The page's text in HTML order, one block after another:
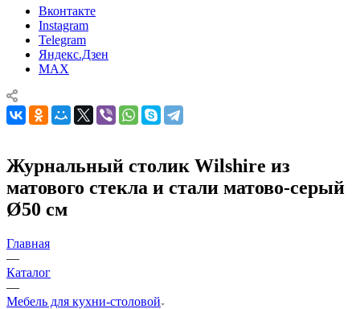
mebelvip@bk.ru
Вконтакте
Instagram
Telegram
Журнальный столик Wilshire из
матового стекла и стали матово-серый
Ø50 см
Главная
—
Каталог